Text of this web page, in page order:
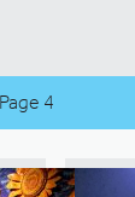
Page 4